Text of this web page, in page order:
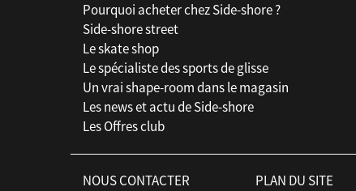
Pourquoi acheter chez Side-shore ?
Side-shore street
Le skate shop
Le spécialiste des sports de glisse
Un vrai shape-room dans le magasin
Les news et actu de Side-shore
Les Offres club
NOUS CONTACTER PLAN DU SITE